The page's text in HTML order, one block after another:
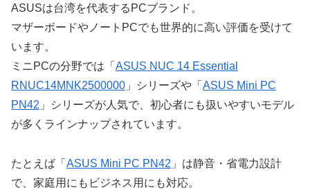
ASUSは台湾を代表するPCブランド。
マザーボードやノートPCでも世界的に高い評価を受けて
います。
ミニPCの分野では「 ASUS NUC 14 Essential
RNUC14MNK2500000 」シリーズや「 ASUS Mini PC
PN42 」シリーズが人気で、初心者にも扱いやすいモデル
が多くラインナップされています。
たとえば「 ASUS Mini PC PN42 」は静音・省電力設計
で、家庭用にもビジネス用にも対応。